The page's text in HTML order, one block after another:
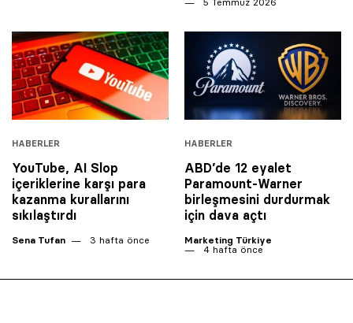
HABERLER
YouTube, AI Slop
içeriklerine karşı para
kazanma kurallarını
sıkılaştırdı
Sena Tufan 3 hafta önce
HABERLER
ABD’de 12 eyalet
Paramount-Warner
birleşmesini durdurmak
için dava açtı
Marketing Türkiye
4 hafta önce